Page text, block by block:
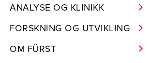
ANALYSE OG KLINIKK
FORSKNING OG UTVIKLING
OM FÜRST